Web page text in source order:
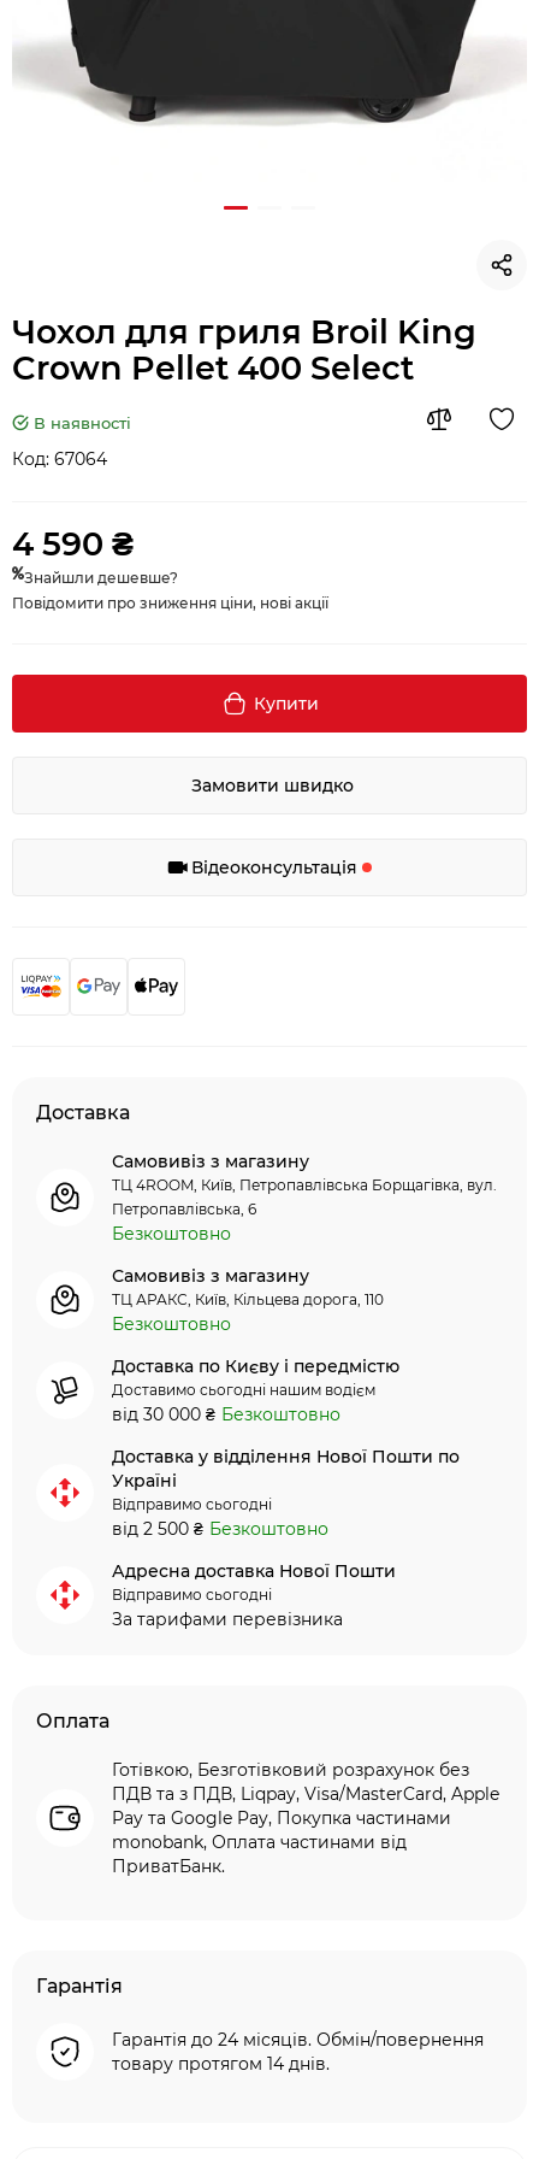
Чохол для гриля Broil King
Crown Pellet 400 Select
В наявності
Код: 67064
4 590 ₴
Знайшли дешевше?
Повідомити про зниження ціни, нові акції
Купити
Замовити швидко
Відеоконсультація
Доставка
Самовивіз з магазину
ТЦ 4ROOM, Київ, Петропавлівська Борщагівка, вул.
Петропавлівська, 6
Безкоштовно
Самовивіз з магазину
ТЦ АРАКС, Київ, Кільцева дорога, 110
Безкоштовно
Доставка по Києву і передмістю
Доставимо сьогодні нашим водієм
від 30 000 ₴ Безкоштовно
Доставка у відділення Нової Пошти по
Україні
Відправимо сьогодні
від 2 500 ₴ Безкоштовно
Адресна доставка Нової Пошти
Відправимо сьогодні
За тарифами перевізника
Оплата
Готівкою, Безготівковий розрахунок без
ПДВ та з ПДВ, Liqpay, Visa/MasterCard, Apple
Pay та Google Pay, Покупка частинами
monobank, Оплата частинами від
ПриватБанк.
Гарантія
Гарантія до 24 місяців. Обмін/повернення
товару протягом 14 днів.